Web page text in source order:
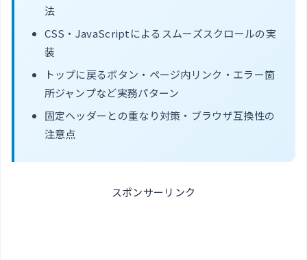
法
CSS・JavaScriptによるスムーズスクロールの実
装
トップに戻るボタン・ページ内リンク・エラー箇
所ジャンプなど実務パターン
固定ヘッダーとの重なり対策・ブラウザ互換性の
注意点
スポンサーリンク